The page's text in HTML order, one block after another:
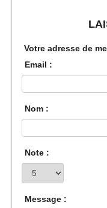
Votre adresse de
Email :
Nom :
Note :
Message :